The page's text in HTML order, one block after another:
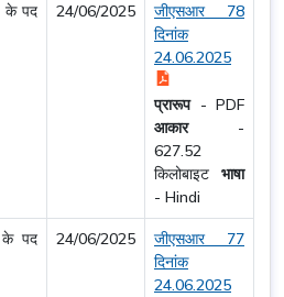
के पद
24/06/2025
जीएसआर 78
दिनांक
24.06.2025
प्रारूप- PDF
आकार -
627.52
किलोबाइट भाषा
- Hindi
के पद
24/06/2025
जीएसआर 77
दिनांक
24.06.2025